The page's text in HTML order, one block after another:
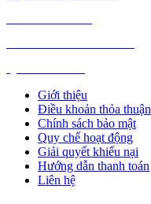
Giới thiệu
Điều khoản thỏa thuận
Chính sách bảo mật
Quy chế hoạt động
Giải quyết khiếu nại
Hướng dẫn thanh toán
Liên hệ